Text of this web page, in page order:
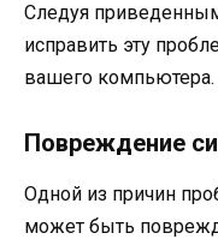
Следуя
исправить эту
вашего компьютера.
Повреждение
Одной из причин
может быть